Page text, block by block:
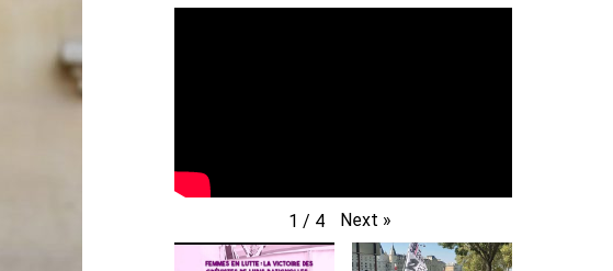
1 / 4 Next »